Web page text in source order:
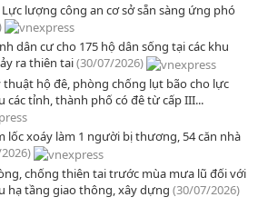
lượng công an cơ sở sẵn sàng ứng phó
dân cư cho 175 hộ dân sống tại các khu
ra thiên tai(30/07/2026)
hộ đê, phòng chống lụt bão cho lực
các tỉnh, thành phố có đê từ cấp III...
lốc xoáy làm 1 người bị thương, 54 căn nhà
chống thiên tai trước mùa mưa lũ đối với
hạ tầng giao thông, xây dựng (30/07/2026)